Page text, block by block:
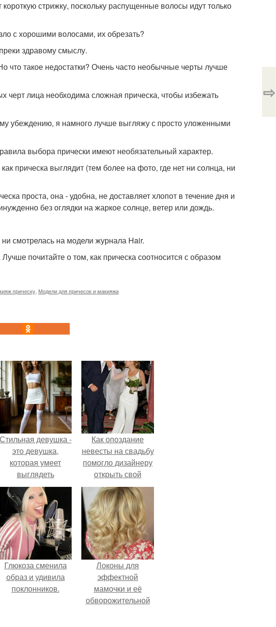
стрижку, поскольку распущенные волосы идут только
с хорошими волосами, их обрезать?
здравому смыслу.
что такое недостатки? Очень часто необычные черты лучше
черт лица необходима сложная прическа, чтобы избежать
убеждению, я намного лучше выгляжу с просто уложенными
выбора прически имеют необязательный характер.
прическа выглядит (тем более на фото, где нет ни солнца, ни
проста, она - удобна, не доставляет хлопот в течение дня и
без оглядки на жаркое солнце, ветер или дождь.
смотрелась на модели журнала Hair.
почитайте о том, как прическа соотносится с образом
прическу Модели для причесок и макияжа
⇨
Стильная девушка -
это девушка,
которая умеет
выглядеть
привлекательно и
элегантно в любои
ситуации.
Как опоздание
невесты на свадьбу
помогло дизайнеру
открыть свой
бренд.
Глюкоза сменила
образ и удивила
поклонников.
Локоны для
эффектной
мамочки и её
обворожительной